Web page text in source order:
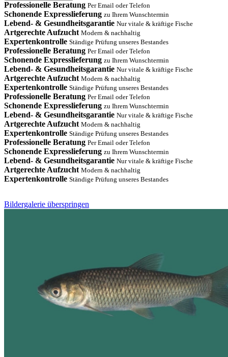
Professionelle Beratung Per Email oder Telefon
Schonende Expresslieferung zu Ihrem Wunschtermin
Lebend- & Gesundheitsgarantie Nur vitale & kräftige Fische
Artgerechte Aufzucht Modern & nachhaltig
Expertenkontrolle Ständige Prüfung unseres Bestandes
Professionelle Beratung Per Email oder Telefon
Schonende Expresslieferung zu Ihrem Wunschtermin
Lebend- & Gesundheitsgarantie Nur vitale & kräftige Fische
Artgerechte Aufzucht Modern & nachhaltig
Expertenkontrolle Ständige Prüfung unseres Bestandes
Professionelle Beratung Per Email oder Telefon
Schonende Expresslieferung zu Ihrem Wunschtermin
Lebend- & Gesundheitsgarantie Nur vitale & kräftige Fische
Artgerechte Aufzucht Modern & nachhaltig
Expertenkontrolle Ständige Prüfung unseres Bestandes
Professionelle Beratung Per Email oder Telefon
Schonende Expresslieferung zu Ihrem Wunschtermin
Lebend- & Gesundheitsgarantie Nur vitale & kräftige Fische
Artgerechte Aufzucht Modern & nachhaltig
Expertenkontrolle Ständige Prüfung unseres Bestandes
Bildergalerie überspringen